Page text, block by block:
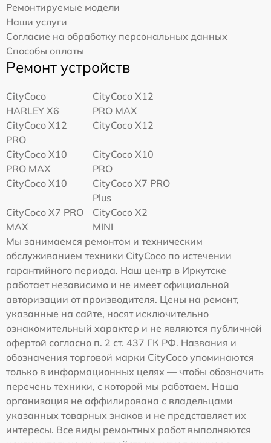
Ремонтируемые модели
Наши услуги
Согласие на обработку персональных данных
Способы оплаты
Ремонт устройств
CityCoco
HARLEY X6
CityCoco X12
PRO MAX
CityCoco X12
PRO
CityCoco X12
CityCoco X10
PRO MAX
CityCoco X10
PRO
CityCoco X10
CityCoco X7 PRO
Plus
CityCoco X7 PRO
MAX
CityCoco X2
MINI
Мы занимаемся ремонтом и техническим
обслуживанием техники CityCoco по истечении
гарантийного периода. Наш центр в Иркутске
работает независимо и не имеет официальной
авторизации от производителя. Цены на ремонт,
указанные на сайте, носят исключительно
ознакомительный характер и не являются публичной
офертой согласно п. 2 ст. 437 ГК РФ. Названия и
обозначения торговой марки CityCoco упоминаются
только в информационных целях — чтобы обозначить
перечень техники, с которой мы работаем. Наша
организация не аффилирована с владельцами
указанных товарных знаков и не представляет их
интересы. Все виды ремонтных работ выполняются